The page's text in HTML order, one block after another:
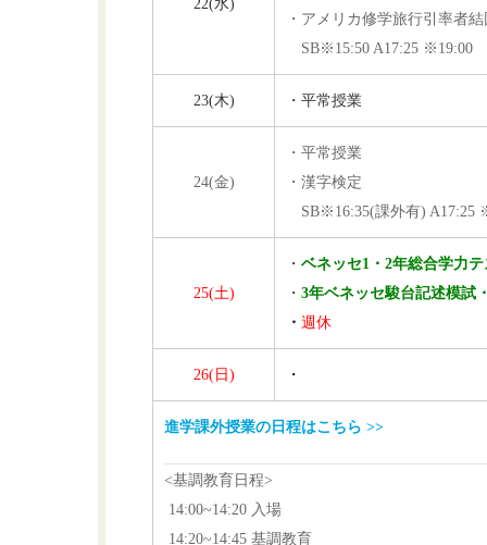
22(水)
・アメリカ修学旅行引率者
SB※15:50 A17:25 ※19:00
23(木) ・ 平常授業
24(金)
・ 平常授業
・漢字検定
SB※16:35(課外有) A17:25
25(土)
・ ベネッセ1・2年総合学力テ
・ 3年ベネッセ駿台記述模試
・ 週休
26(日) ・
進学課外授業の日程はこちら >>
<基調教育日程>
14:00~14:20 入場
14:20~14:45 基調教育